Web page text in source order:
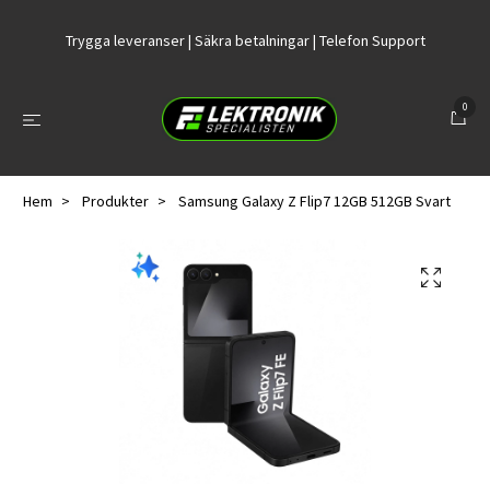
Trygga leveranser | Säkra betalningar | Telefon Support
0
Hem Produkter Samsung Galaxy Z Flip7 12GB 512GB Svart